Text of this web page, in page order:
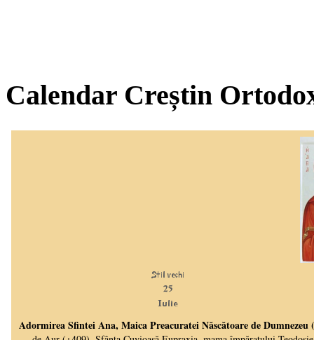
Calendar Creștin